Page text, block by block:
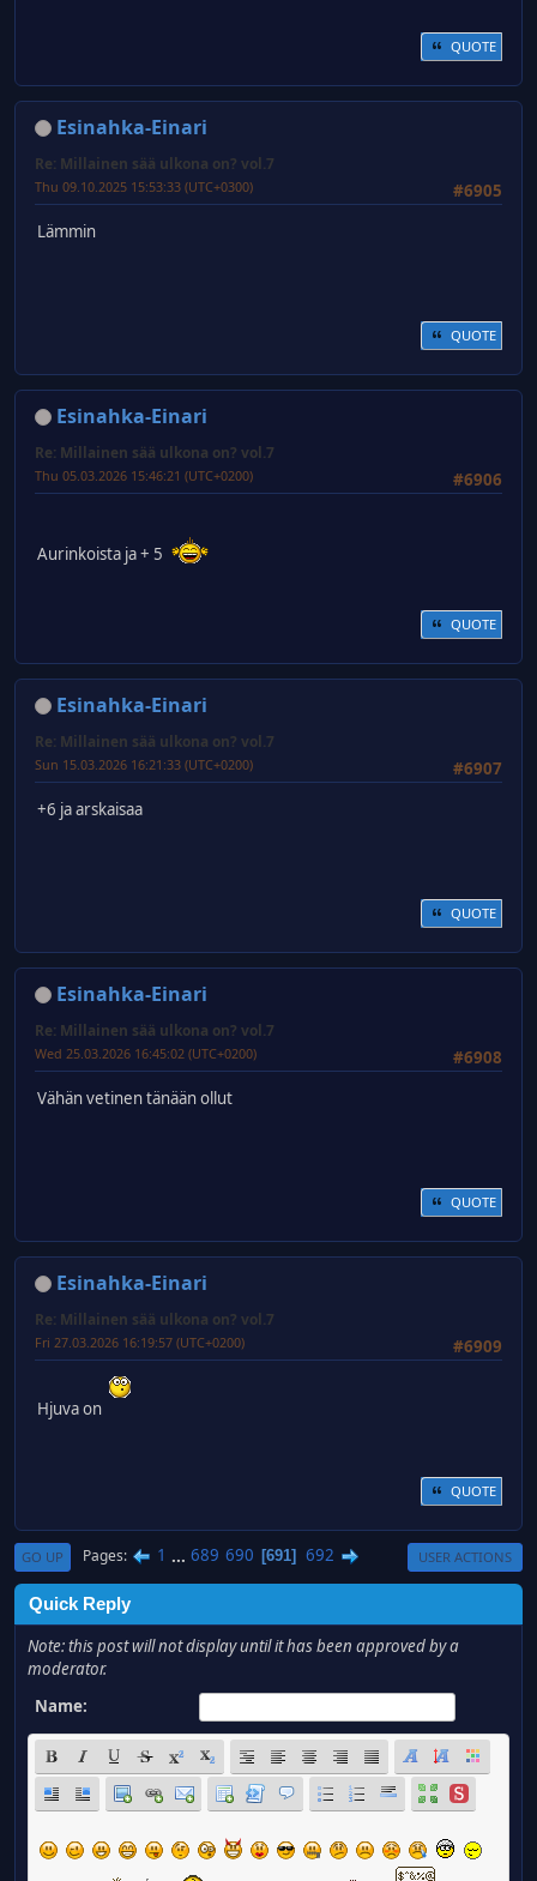
QUOTE
Esinahka-Einari
Re: Millainen sää ulkona on? vol.7
#6905
Thu 09.10.2025 15:53:33 (UTC+0300)
Lämmin
QUOTE
Esinahka-Einari
Re: Millainen sää ulkona on? vol.7
#6906
Thu 05.03.2026 15:46:21 (UTC+0200)
Aurinkoista ja + 5
QUOTE
Esinahka-Einari
Re: Millainen sää ulkona on? vol.7
#6907
Sun 15.03.2026 16:21:33 (UTC+0200)
+6 ja arskaisaa
QUOTE
Esinahka-Einari
Re: Millainen sää ulkona on? vol.7
#6908
Wed 25.03.2026 16:45:02 (UTC+0200)
Vähän vetinen tänään ollut
QUOTE
Esinahka-Einari
Re: Millainen sää ulkona on? vol.7
#6909
Fri 27.03.2026 16:19:57 (UTC+0200)
Hjuva on
QUOTE
GO UP Pages 1 ... 689 690 691 692 USER ACTIONS
Quick Reply
Note: this post will not display until it has been approved by a
moderator.
Name: